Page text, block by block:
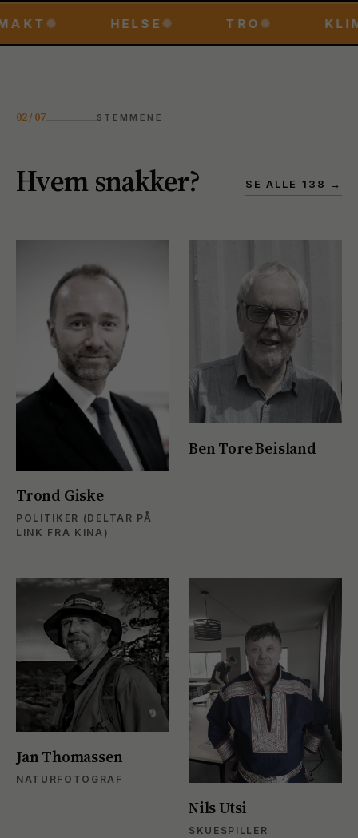
✺ HELSE✺ TRO✺
02 / 07 STEMMENE
Hvem snakker? SE ALLE 138 →
Trond Giske
POLITIKER (DELTAR PÅ
LINK FRA KINA)
Ben Tore Beisland
Jan Thomassen
NATURFOTOGRAF
Nils Utsi
SKUESPILLER